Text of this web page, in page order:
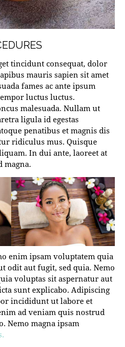
tincidunt consequat, dolor
mauris sapien sit amet
fames ac ante ipsum
luctus luctus.
malesuada. Nullam ut
ligula id egestas
penatibus et magnis dis
ridiculus mus. Quisque
In dui ante, laoreet at
magna.
enim ipsam voluptatem quia
odit aut fugit, sed quia. Nemo
voluptas sit aspernatur aut
sunt explicabo. Adipiscing
incididunt ut labore et
ad veniam quis nostrud
Nemo magna ipsam